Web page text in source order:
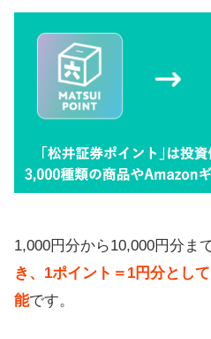
1,000円分から10,000円分まで
き、1ポイント＝1円分とし
能です。